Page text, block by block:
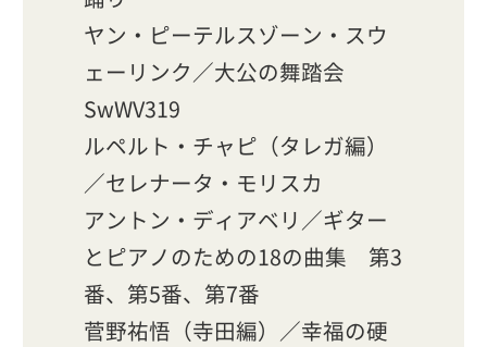
ヤン・ピーテルスゾーン・スウ
ェーリンク／大公の舞踏会
SwWV319
ルペルト・チャピ（タレガ編）
／セレナータ・モリスカ
アントン・ディアベリ／ギター
とピアノのための18の曲集 第3
番、第5番、第7番
菅野祐悟（寺田編）／幸福の硬